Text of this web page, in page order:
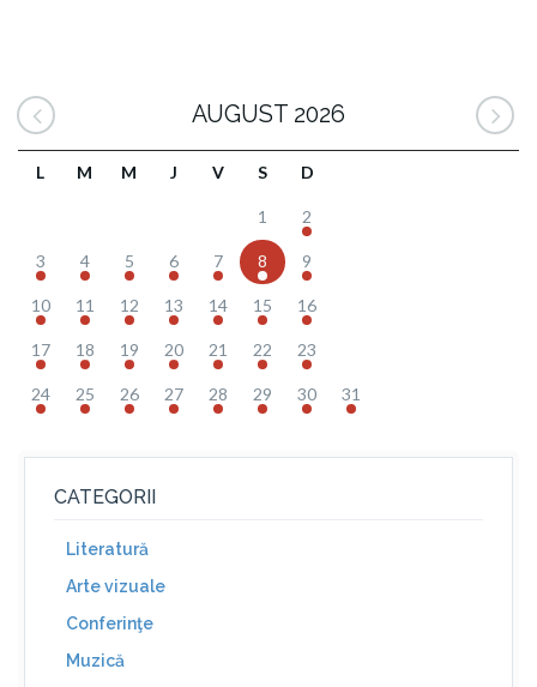
AUGUST 2026
L M M J V S D
1 2
3 4 5 6 7 8 9
10 11 12 13 14 15 16
17 18 19 20 21 22 23
24 25 26 27 28 29 30 31
CATEGORII
Literatură
Arte vizuale
Conferinţe
Muzică